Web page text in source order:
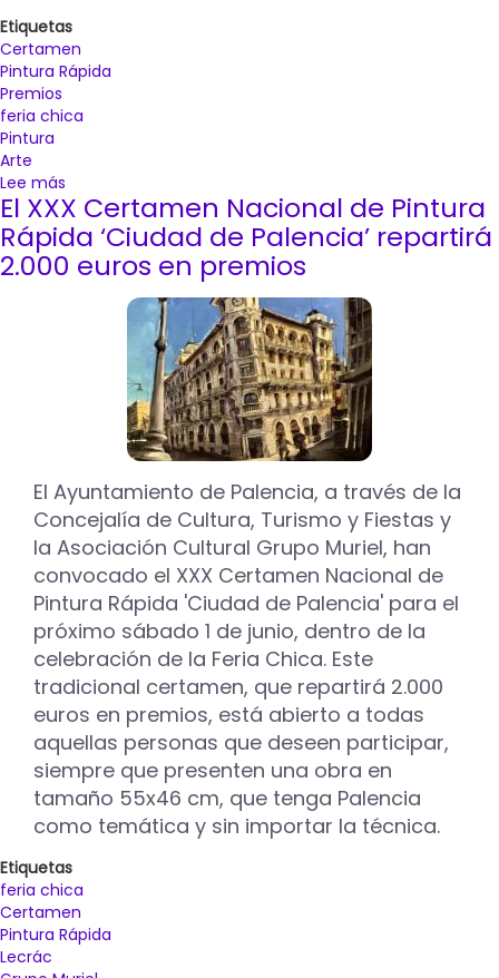
Etiquetas
Certamen
Pintura Rápida
Premios
feria chica
Pintura
Arte
Lee más
El
Certamen
Nacional
de
Palencia'
contará
edición
con
un
Premio
Infantil
El XXX Certamen Nacional de Pintura
Rápida ‘Ciudad de Palencia’ repartirá
2.000 euros en premios
El Ayuntamiento de Palencia, a través de la
Concejalía de Cultura, Turismo y Fiestas y
la Asociación Cultural Grupo Muriel, han
convocado el XXX Certamen Nacional de
Pintura Rápida 'Ciudad de Palencia' para el
próximo sábado 1 de junio, dentro de la
celebración de la Feria Chica. Este
tradicional certamen, que repartirá 2.000
euros en premios, está abierto a todas
aquellas personas que deseen participar,
siempre que presenten una obra en
tamaño 55x46 cm, que tenga Palencia
como temática y sin importar la técnica.
Etiquetas
feria chica
Certamen
Pintura Rápida
Lecrác